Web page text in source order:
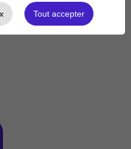
2 semaines à 4 mois
Tout accepter